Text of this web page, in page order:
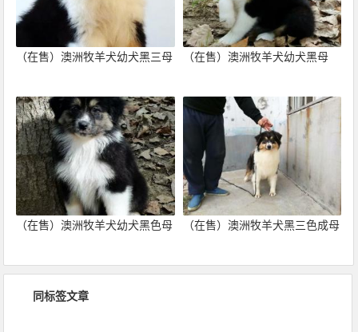
（在售）澳洲牧羊犬幼犬黑三母 （在售）澳洲牧羊犬幼犬黑母
（在售）澳洲牧羊犬幼犬黑色母 （在售）澳洲牧羊犬黑三色成母
同标签文章